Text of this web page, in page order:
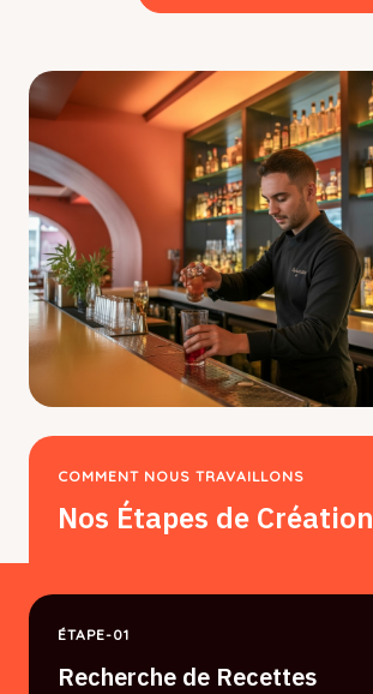
COMMENT NOUS TRAVAILLONS
Nos Étapes de Création
ÉTAPE-01
Recherche de Recettes